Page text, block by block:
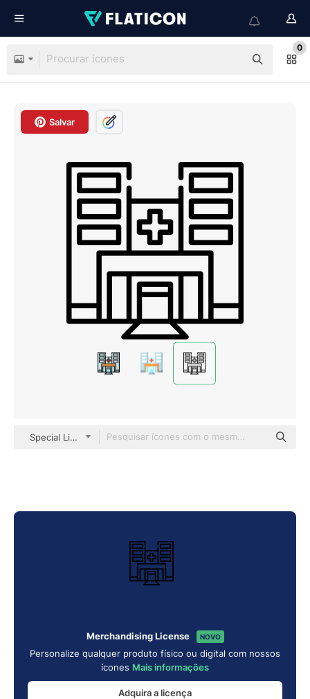
0
Salvar
Special Lineal
Merchandising License NOVO
Personalize qualquer produto físico ou digital com nossos
ícones Mais informações
Adquira a licença